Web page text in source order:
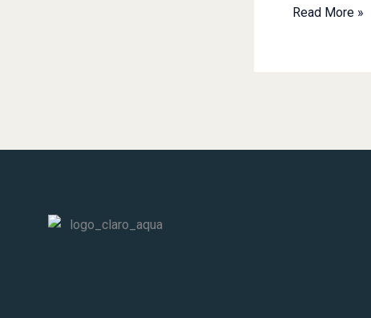
Sano
Read More »